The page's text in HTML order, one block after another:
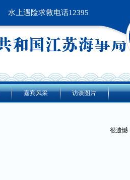
水上遇险求救电话12395
嘉宾风采 访谈图片
很遗憾